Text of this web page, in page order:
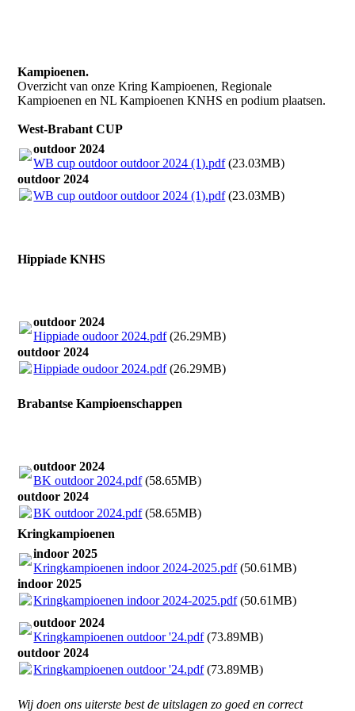
Kampioenen.
Overzicht van onze Kring Kampioenen, Regionale
Kampioenen en NL Kampioenen KNHS en podium plaatsen.
West-Brabant CUP
outdoor 2024
WB cup outdoor outdoor 2024 (1).pdf(23.03MB)
outdoor 2024
WB cup outdoor outdoor 2024 (1).pdf(23.03MB)
Hippiade KNHS
outdoor 2024
Hippiade oudoor 2024.pdf(26.29MB)
outdoor 2024
Hippiade oudoor 2024.pdf(26.29MB)
Brabantse Kampioenschappen
outdoor 2024
BK outdoor 2024.pdf(58.65MB)
outdoor 2024
BK outdoor 2024.pdf(58.65MB)
Kringkampioenen
indoor 2025
Kringkampioenen indoor 2024-2025.pdf(50.61MB)
indoor 2025
Kringkampioenen indoor 2024-2025.pdf(50.61MB)
outdoor 2024
Kringkampioenen outdoor '24.pdf(73.89MB)
outdoor 2024
Kringkampioenen outdoor '24.pdf(73.89MB)
Wij doen ons uiterste best de uitslagen zo goed en correct